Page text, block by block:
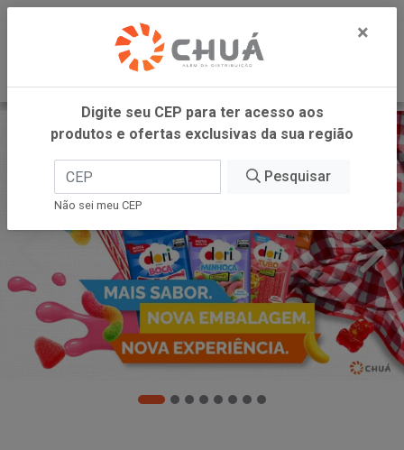
×
Digite seu CEP para ter acesso aos
produtos e ofertas exclusivas da sua região
Pesquisar
Não sei meu CEP